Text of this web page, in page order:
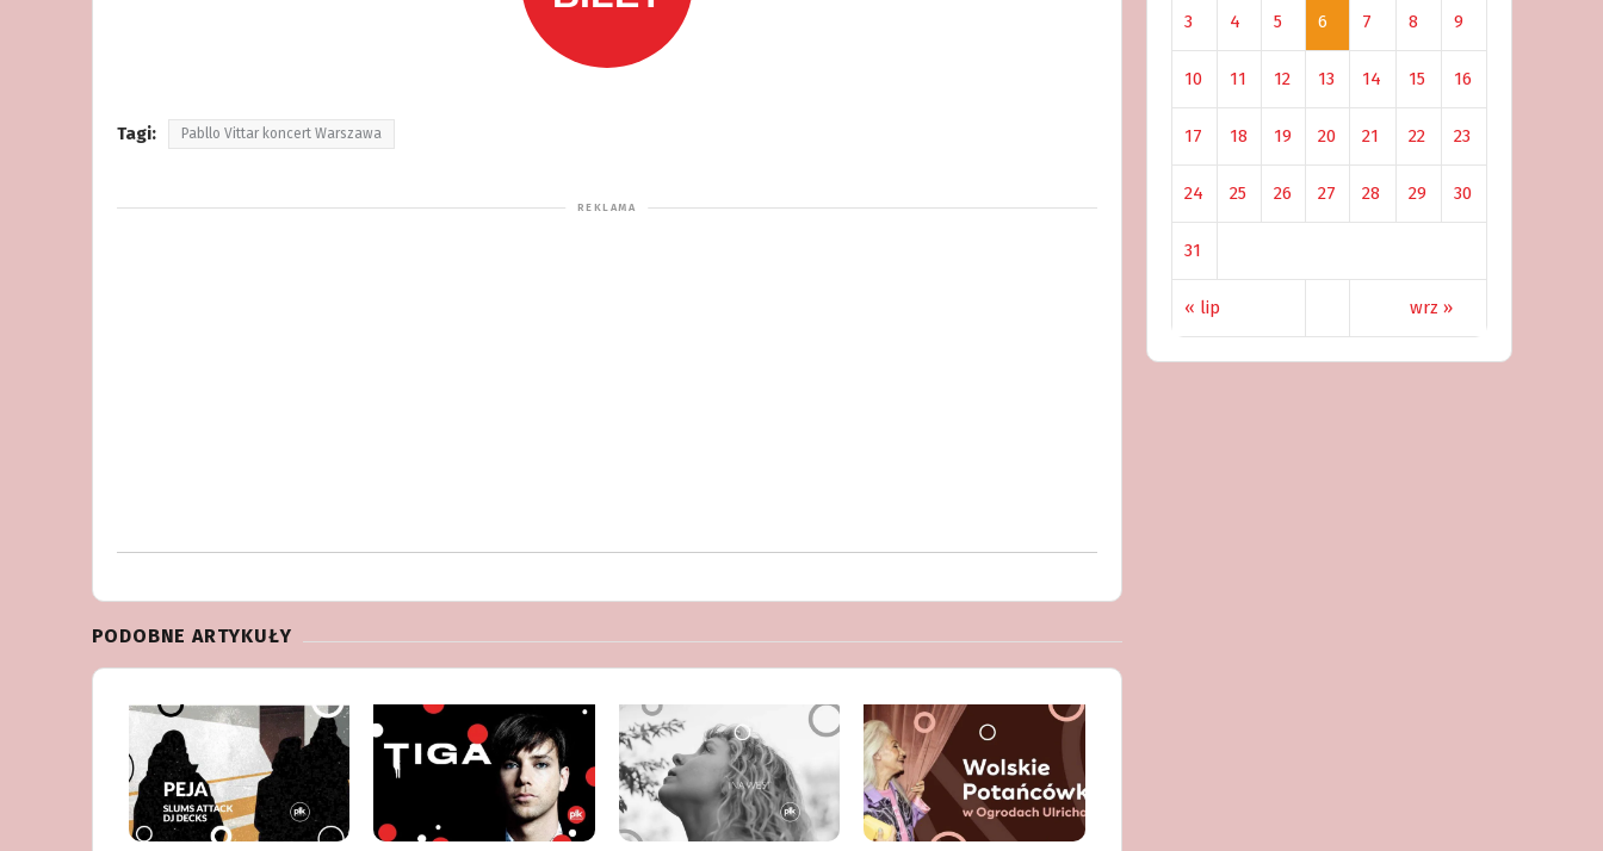
Tagi: Pabllo Vittar koncert Warszawa
PODOBNE ARTYKUŁY
« lip wrz »
3 4 5 6 7 8 9
10 11 12 13 14 15 16
17 18 19 20 21 22 23
24 25 26 27 28 29 30
31